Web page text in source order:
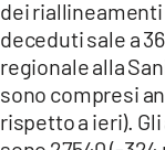
dei riallineamenti
deceduti sale a
regionale alla
sono compresi
rispetto a ieri).